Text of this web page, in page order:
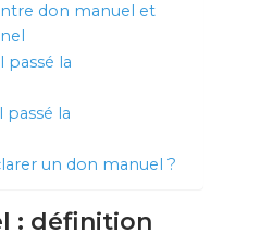
don manuel et
passé la
passé la
un don manuel ?
: définition